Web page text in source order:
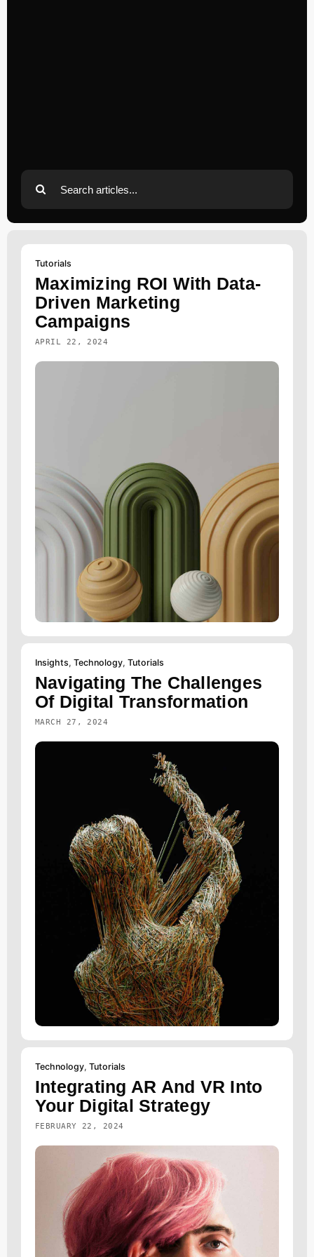
Search
for:
Tutorials
Maximizing ROI With Data-
Driven Marketing
Campaigns
APRIL 22, 2024
Insights, Technology, Tutorials
Navigating The Challenges
Of Digital Transformation
MARCH 27, 2024
Technology, Tutorials
Integrating AR And VR Into
Your Digital Strategy
FEBRUARY 22, 2024